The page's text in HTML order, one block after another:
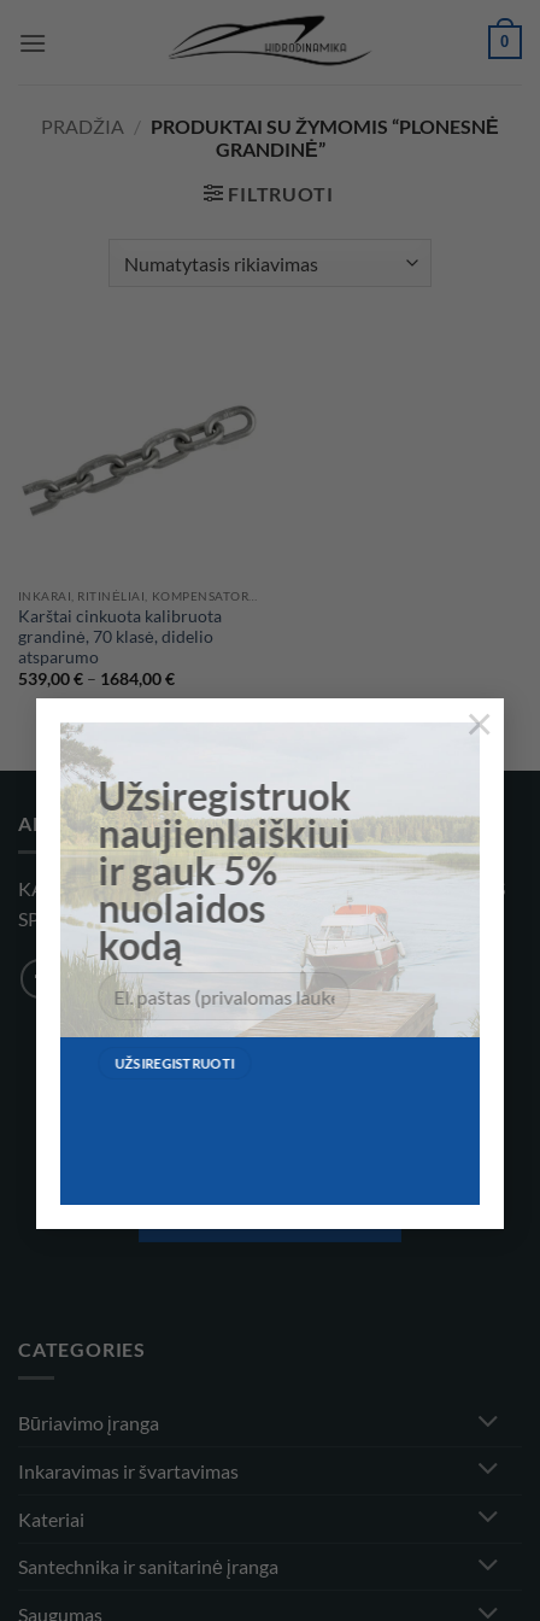
Užsiregistruok
naujienlaiškiui
ir gauk 5%
nuolaidos
kodą
×
0
PRADŽIA / PRODUKTAI SU ŽYMOMIS “PLONESNĖ
GRANDINĖ”
FILTRUOTI
Karštai cinkuota kalibruota
grandinė, 70 klasė, didelio
atsparumo
539,00€ – 1684,00€Price
through
APIE MUS
KATERIŲ, KATERIŲ ĮRANGOS, AKSESUARŲ IR VANDENS
SPORTO ĮRANGOS KOMPANIJA
CATEGORIES
Būriavimo įranga
Inkaravimas ir švartavimas
Kateriai
Santechnika ir sanitarinė įranga
Saugumas